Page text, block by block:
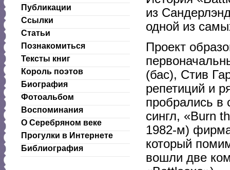
Публикации
Ссылки
Статьи
Познакомиться
Тексты книг
Король поэтов
Биография
Фотоальбом
Воспоминания
О Серебряном веке
Прогулки в Интернете
Библиография
из
одной из
Проект
(бас), Стив
репетиций и
пробрались в
сингл, «Burn
1982-м)
который
вошли две